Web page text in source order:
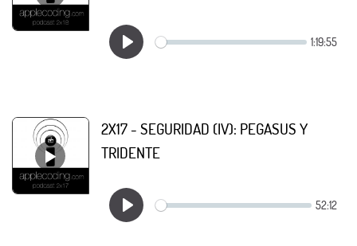
2X17 - SEGURIDAD (IV): PEGASUS Y
TRIDENTE